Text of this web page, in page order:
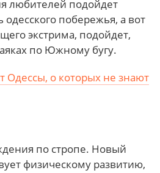
любителей подойдет
побережья, а вот
экстрима, подойдет,
по Южному бугу.
Одессы, о которых не знают
по стропе. Новый
физическому развитию,